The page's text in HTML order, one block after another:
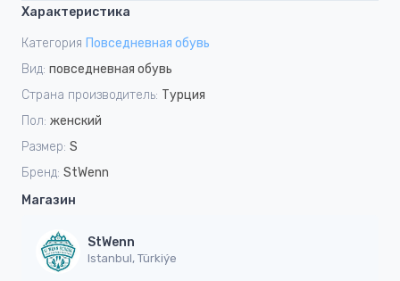
Характеристика
Категория Повседневная обувь
Вид: повседневная обувь
Страна производитель: Турция
Пол: женский
Размер: S
Бренд: StWenn
Магазин
StWenn
Istanbul, Türkiýe